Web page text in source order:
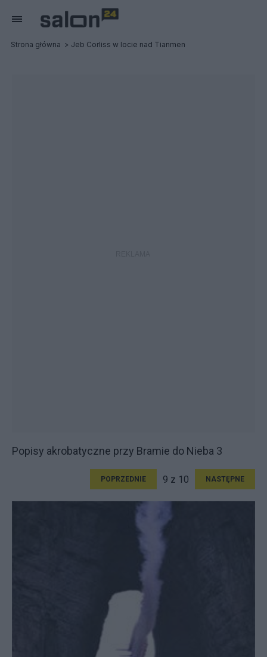
Strona główna Jeb Corliss w locie nad Tianmen
Popisy akrobatyczne przy Bramie do Nieba 3
POPRZEDNIE 9 z 10 NASTĘPNE